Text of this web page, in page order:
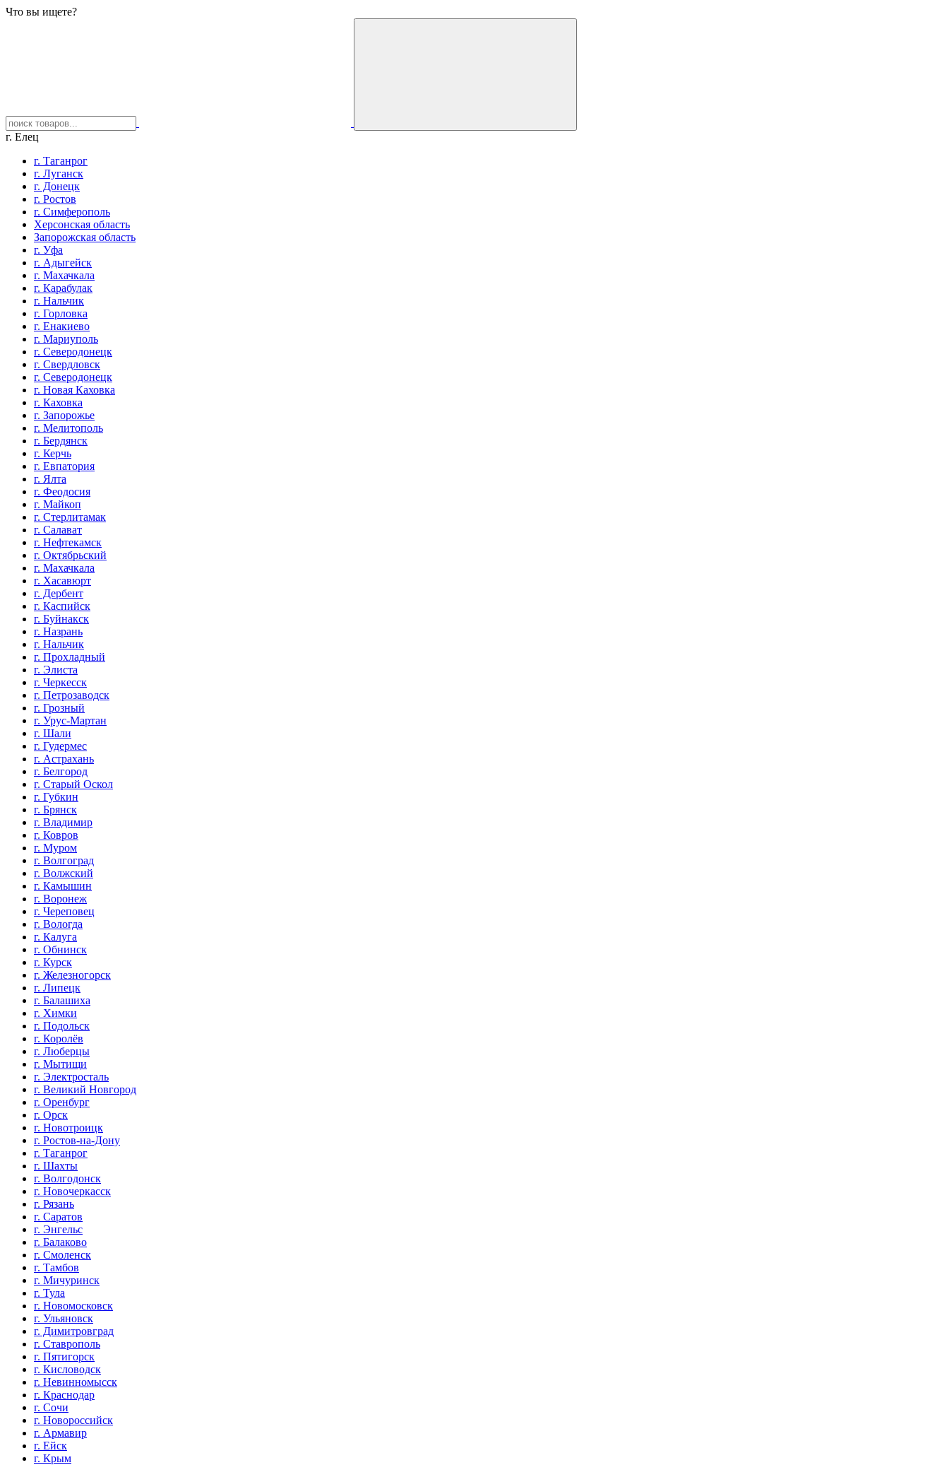
Что вы ищете?
г. Елец
г. Таганрог
г. Луганск
г. Донецк
г. Ростов
г. Симферополь
Херсонская область
Запорожская область
г. Уфа
г. Адыгейск
г. Махачкала
г. Карабулак
г. Нальчик
г. Горловка
г. Енакиево
г. Мариуполь
г. Северодонецк
г. Свердловск
г. Северодонецк
г. Новая Каховка
г. Каховка
г. Запорожье
г. Мелитополь
г. Бердянск
г. Керчь
г. Евпатория
г. Ялта
г. Феодосия
г. Майкоп
г. Стерлитамак
г. Салават
г. Нефтекамск
г. Октябрьский
г. Махачкала
г. Хасавюрт
г. Дербент
г. Каспийск
г. Буйнакск
г. Назрань
г. Нальчик
г. Прохладный
г. Элиста
г. Черкесск
г. Петрозаводск
г. Грозный
г. Урус-Мартан
г. Шали
г. Гудермес
г. Астрахань
г. Белгород
г. Старый Оскол
г. Губкин
г. Брянск
г. Владимир
г. Ковров
г. Муром
г. Волгоград
г. Волжский
г. Камышин
г. Воронеж
г. Череповец
г. Вологда
г. Калуга
г. Обнинск
г. Курск
г. Железногорск
г. Липецк
г. Балашиха
г. Химки
г. Подольск
г. Королёв
г. Люберцы
г. Мытищи
г. Электросталь
г. Великий Новгород
г. Оренбург
г. Орск
г. Новотроицк
г. Ростов-на-Дону
г. Таганрог
г. Шахты
г. Волгодонск
г. Новочеркасск
г. Рязань
г. Саратов
г. Энгельс
г. Балаково
г. Смоленск
г. Тамбов
г. Мичуринск
г. Тула
г. Новомосковск
г. Ульяновск
г. Димитровград
г. Ставрополь
г. Пятигорск
г. Кисловодск
г. Невинномысск
г. Краснодар
г. Сочи
г. Новороссийск
г. Армавир
г. Ейск
г. Крым